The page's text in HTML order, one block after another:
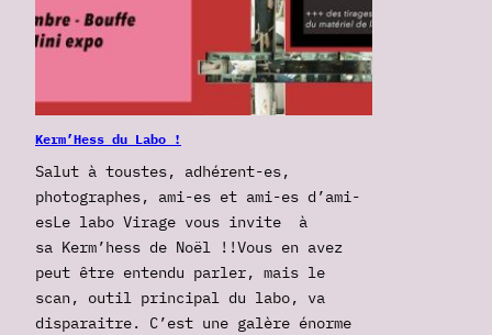
Kerm’Hess du Labo !
Salut à toustes, adhérent-es,
photographes, ami-es et ami-es d’ami-
esLe labo Virage vous invite à
sa Kerm’hess de Noël !!Vous en avez
peut être entendu parler, mais le
scan, outil principal du labo, va
disparaitre. C’est une galère énorme